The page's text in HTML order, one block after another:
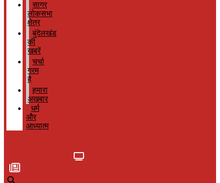
सागर
लोकसभा
क्षेत्र
बुंदेलखंड
की
खबरें
चर्चा
गरम
है
हमारा
अखबार
धर्म
और
आध्यात्म